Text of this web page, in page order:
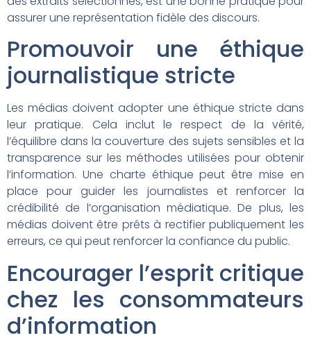
assurer une représentation fidèle des discours.
Promouvoir une éthique
journalistique stricte
Les médias doivent adopter une éthique stricte dans
leur pratique. Cela inclut le respect de la vérité,
l’équilibre dans la couverture des sujets sensibles et la
transparence sur les méthodes utilisées pour obtenir
l’information. Une charte éthique peut être mise en
place pour guider les journalistes et renforcer la
crédibilité de l’organisation médiatique. De plus, les
médias doivent être prêts à rectifier publiquement les
erreurs, ce qui peut renforcer la confiance du public.
Encourager l’esprit critique
chez les consommateurs
d’information